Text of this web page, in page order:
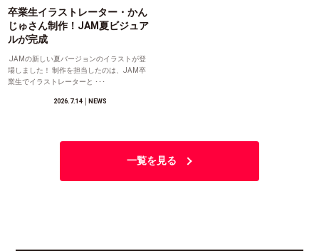
卒業生イラストレーター・かん
じゅさん制作！JAM夏ビジュア
ルが完成
JAMの新しい夏バージョンのイラストが登
場しました！ 制作を担当したのは、JAM卒
業生でイラストレーターと ･･･
2026.7.14│NEWS
一覧を見る